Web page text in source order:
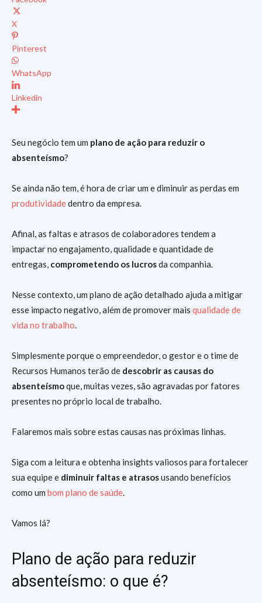
X
Pinterest
WhatsApp
Linkedin
Seu negócio tem um plano de ação para reduzir o
absenteísmo?
Se ainda não tem, é hora de criar um e diminuir as perdas em
produtividadedentro da empresa.
Afinal, as faltas e atrasos de colaboradores tendem a
impactar no engajamento, qualidade e quantidade de
entregas, comprometendo os lucrosda companhia.
Nesse contexto, um plano de ação detalhado ajuda a mitigar
esse impacto negativo, além de promover mais qualidade de
vida no trabalho.
Simplesmente porque o empreendedor, o gestor e o time de
Recursos Humanos terão de descobrir as causas do
absenteísmoque, muitas vezes, são agravadas por fatores
presentes no próprio local de trabalho.
Falaremos mais sobre estas causas nas próximas linhas.
Siga com a leitura e obtenha insights valiosos para fortalecer
sua equipe e diminuir faltas e atrasosusando benefícios
como um bom plano de saúde.
Vamos lá?
Plano de ação para reduzir
absenteísmo: o que é?